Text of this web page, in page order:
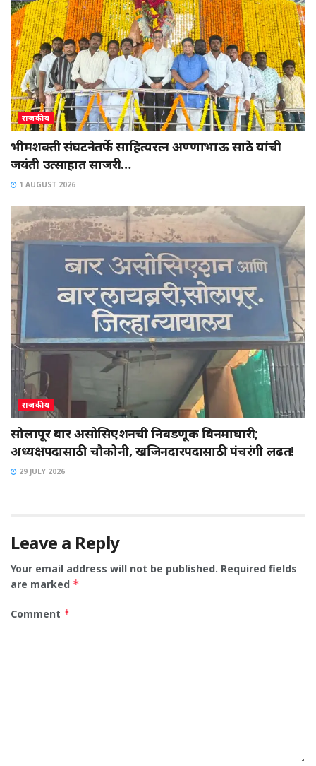
राजकीय
भीमशक्ती संघटनेतर्फे साहित्यरत्न अण्णाभाऊ साठे यांची
जयंती उत्साहात साजरी…
1 AUGUST 2026
राजकीय
सोलापूर बार असोसिएशनची निवडणूक बिनमाघारी;
अध्यक्षपदासाठी चौकोनी, खजिनदारपदासाठी पंचरंगी लढत!
29 JULY 2026
Leave a Reply
Your email address will not be published. Required fields
are marked *
Comment *